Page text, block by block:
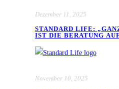
Dezember 11, 2025
STANDARD LIFE:
IST DIE BERATUNG
November 10, 2025